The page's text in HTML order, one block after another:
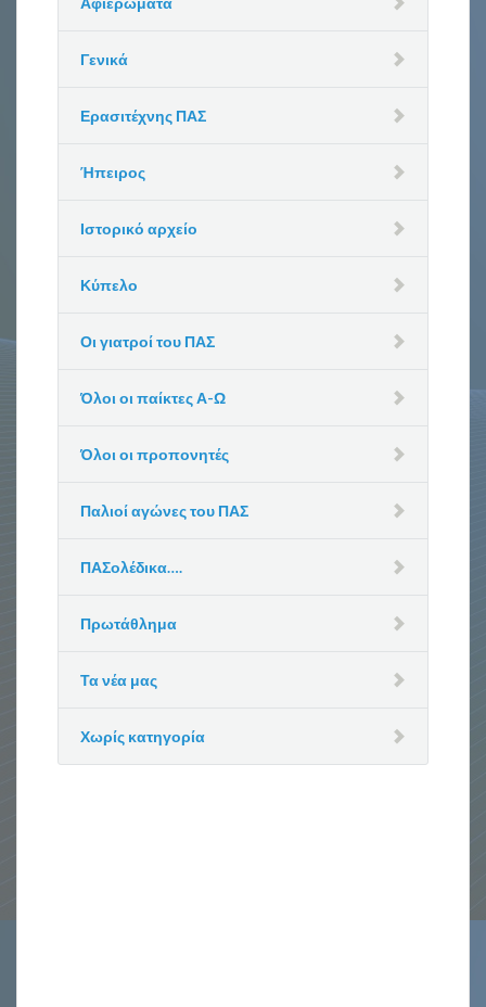
Γενικά
Ερασιτέχνης ΠΑΣ
Ήπειρος
Ιστορικό αρχείο
Κύπελο
Οι γιατροί του ΠΑΣ
Όλοι οι παίκτες Α-Ω
Όλοι οι προπονητές
Παλιοί αγώνες του ΠΑΣ
ΠΑΣολέδικα….
Πρωτάθλημα
Τα νέα μας
Χωρίς κατηγορία